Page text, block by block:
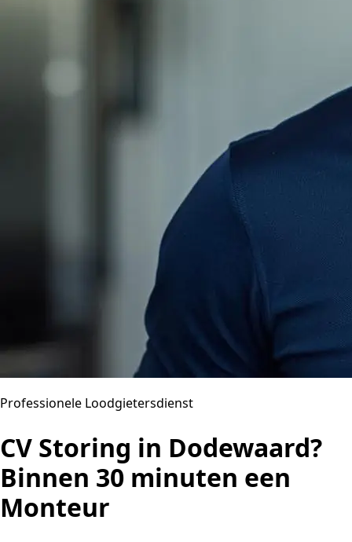
Professionele Loodgietersdienst
CV Storing in Dodewaard?
Binnen 30 minuten een
Monteur